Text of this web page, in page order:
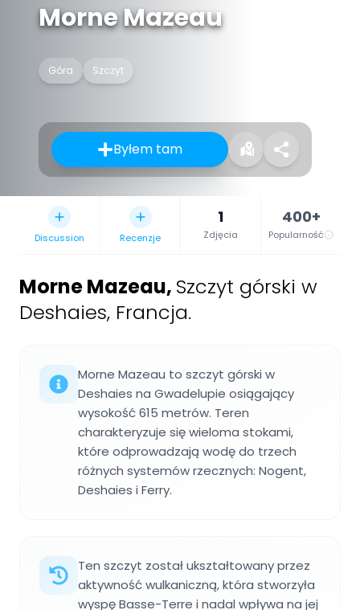
Morne Mazeau
Góra Szczyt
Byłem tam
Discussion Recenzje
1
Zdjęcia
400+
Popularność
Morne Mazeau, Szczyt górski w
Deshaies, Francja.
Morne Mazeau to szczyt górski w
Deshaies na Gwadelupie osiągający
wysokość 615 metrów. Teren
charakteryzuje się wieloma stokami,
które odprowadzają wodę do trzech
różnych systemów rzecznych: Nogent,
Deshaies i Ferry.
Ten szczyt został ukształtowany przez
aktywność wulkaniczną, która stworzyła
wyspę Basse-Terre i nadal wpływa na jej